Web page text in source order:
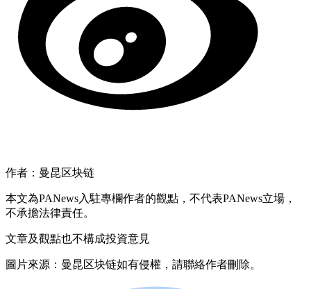
作者：曼昆区块链
本文為PANews入駐專欄作者的觀點，不代表PANews立場，
不承擔法律責任。
文章及觀點也不構成投資意見
圖片來源：曼昆区块链如有侵權，請聯絡作者刪除。